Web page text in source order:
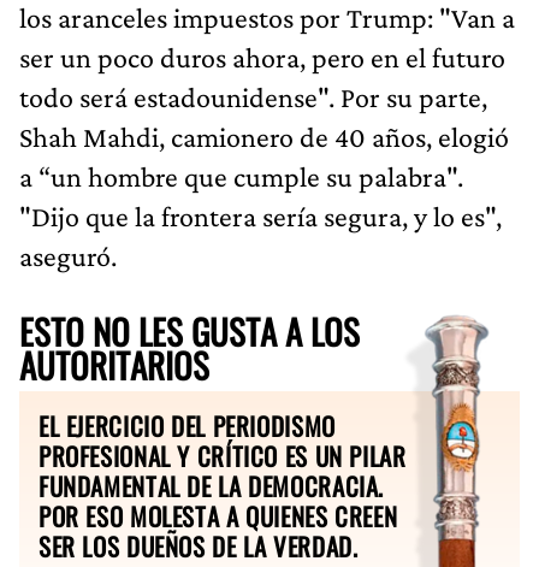
los aranceles impuestos por Trump: "Van a
ser un poco duros ahora, pero en el futuro
todo será estadounidense". Por su parte,
Shah Mahdi, camionero de 40 años, elogió
a “un hombre que cumple su palabra".
"Dijo que la frontera sería segura, y lo es",
aseguró.
ESTO NO LES GUSTA A LOS
AUTORITARIOS
EL EJERCICIO DEL PERIODISMO
PROFESIONAL Y CRÍTICO ES UN PILAR
FUNDAMENTAL DE LA DEMOCRACIA.
POR ESO MOLESTA A QUIENES CREEN
SER LOS DUEÑOS DE LA VERDAD.